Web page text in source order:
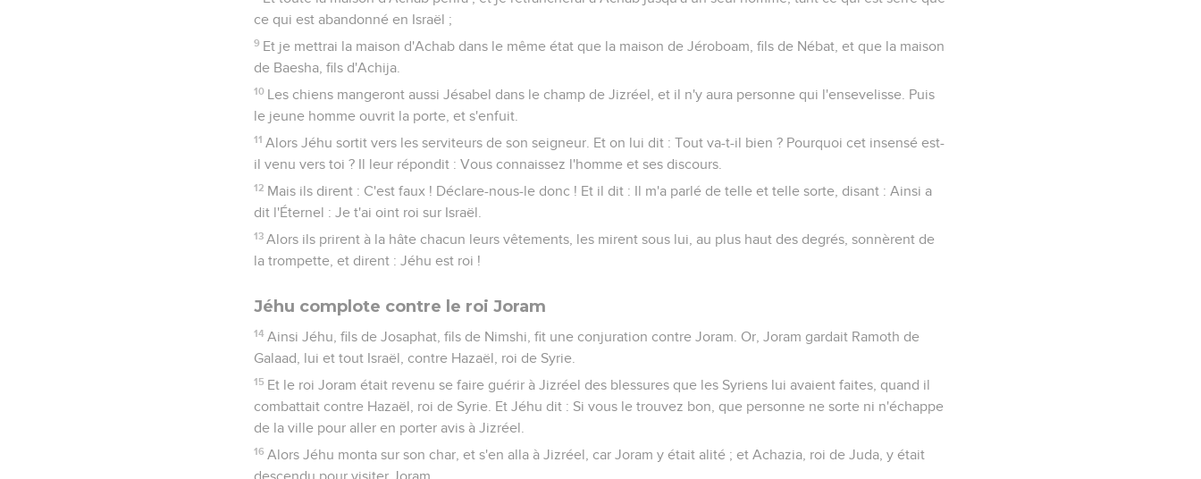
ce qui est abandonné en Israël ;
9 Et je mettrai la maison d'Achab dans le même état que la maison de Jéroboam, fils de Nébat, et que la maison
de Baesha, fils d'Achija.
10 Les chiens mangeront aussi Jésabel dans le champ de Jizréel, et il n'y aura personne qui l'ensevelisse. Puis
le jeune homme ouvrit la porte, et s'enfuit.
11 Alors Jéhu sortit vers les serviteurs de son seigneur. Et on lui dit : Tout va-t-il bien ? Pourquoi cet insensé est-
il venu vers toi ? Il leur répondit : Vous connaissez l'homme et ses discours.
12 Mais ils dirent : C'est faux ! Déclare-nous-le donc ! Et il dit : Il m'a parlé de telle et telle sorte, disant : Ainsi a
dit l'Éternel : Je t'ai oint roi sur Israël.
13 Alors ils prirent à la hâte chacun leurs vêtements, les mirent sous lui, au plus haut des degrés, sonnèrent de
la trompette, et dirent : Jéhu est roi !
Jéhu complote contre le roi Joram
14 Ainsi Jéhu, fils de Josaphat, fils de Nimshi, fit une conjuration contre Joram. Or, Joram gardait Ramoth de
Galaad, lui et tout Israël, contre Hazaël, roi de Syrie.
15 Et le roi Joram était revenu se faire guérir à Jizréel des blessures que les Syriens lui avaient faites, quand il
combattait contre Hazaël, roi de Syrie. Et Jéhu dit : Si vous le trouvez bon, que personne ne sorte ni n'échappe
de la ville pour aller en porter avis à Jizréel.
16 Alors Jéhu monta sur son char, et s'en alla à Jizréel, car Joram y était alité ; et Achazia, roi de Juda, y était
descendu pour visiter Joram.